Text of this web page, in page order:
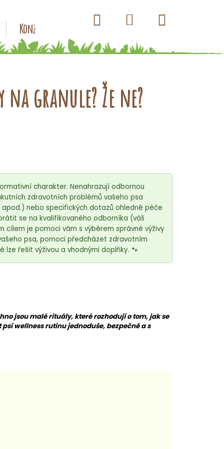
Konzervy pro psy Kapsičky pro psy
Hledat Přihlášení
košík
granule? Že ne?
charakter. Nenahrazují odbornou
zdravotních problémů vašeho psa
nebo specifických dotazů ohledně péče
se na kvalifikovaného odborníka (váš
cílem je pomoci vám s výběrem správné výživy
psa, pomoci předcházet zdravotním
řešit výživou a vhodnými doplňky. 🐾
jsou malé rituály, které rozhodují o tom, jak se
wellness rutinu jednoduše, bezpečně a s